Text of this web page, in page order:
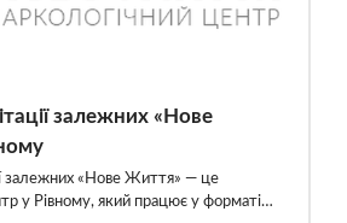
залежних «Нове
залежних «Нове Життя» — це
у Рівному, який працює у форматі…